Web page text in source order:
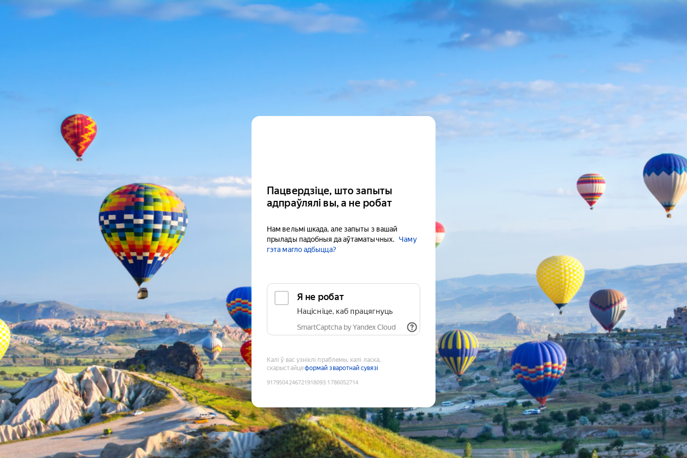
Пацвердзіце, што запыты
адпраўлялі вы, а не робат
Нам вельмі шкада, але запыты з вашай
прылады падобныя да аўтаматычных.
Чаму
гэта магло адбыцца?
Я не робат
Націсніце, каб працягнуць
SmartCaptcha by Yandex Cloud
Калі ў вас узніклі праблемы, калі ласка,
скарыстайцеформай зваротнай сувязі
9179504246721918093:1786052714